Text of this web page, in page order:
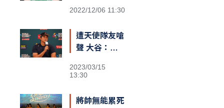
Kornet遮蓋
熱議
2022/12/06 11:30
遭天使隊友嗆
聲 大谷：還
容
2023/03/15
13:30
將帥無能累死